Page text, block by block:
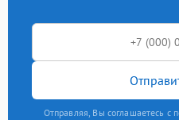
Отправляя, Вы соглашаетесь с